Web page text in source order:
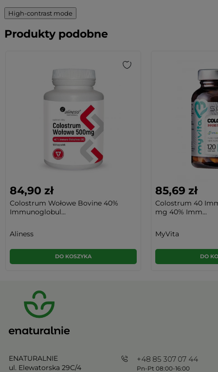
High-contrast mode
Produkty podobne
84,90 zł
Colostrum Wołowe Bovine 40%
Immunoglobul...
Aliness
DO KOSZYKA
85,69 zł
Colostrum 40
mg 40% Imm...
MyVita
DO
ENATURALNIE
ul. Elewatorska 29C/4
+48 85 307 07 44
Pn-Pt 08:00-16:00